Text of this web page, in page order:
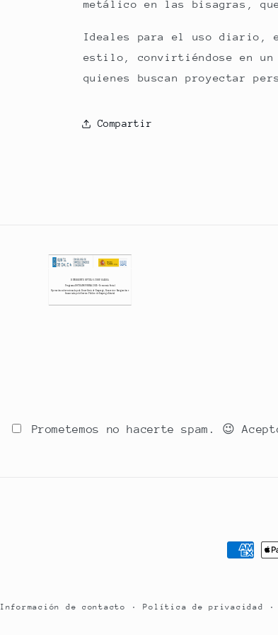
metálico en las bisagras,
Ideales para el uso diario,
estilo, convirtiéndose en un
quienes buscan proyectar
Compartir
Prometemos no hacerte spam. 😉
Formas
Información de contacto Política de privacidad